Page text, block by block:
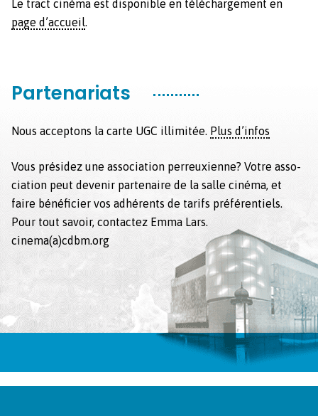
Le tract ciné­ma est disponible en télécharge­ment en
page d’ac­cueil.
Partenariats
Nous accep­tons la carte UGC illim­itée. Plus d’in­fos
Vous présidez une asso­ci­a­tion per­reux­i­enne? Votre asso­
ci­a­tion peut devenir parte­naire de la salle ciné­ma, et
faire béné­fici­er vos adhérents de tar­ifs préféren­tiels.
Pour tout savoir, con­tactez Emma Lars.
cinema(a)cdbm.org